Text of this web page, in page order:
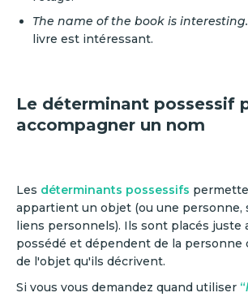
The name of the book is interesting.
livre est intéressant.
Le déterminant possessif
accompagner un nom
Les déterminants possessifs
appartient un objet (ou une personne,
liens personnels). Ils sont placés juste
possédé et dépendent de la personne
de l'objet qu'ils décrivent.
Si vous vous demandez quand utiliser “